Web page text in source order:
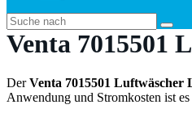
Venta 7015501
DerVenta 7015501 Luftwäscher
Anwendung und Stromkosten ist